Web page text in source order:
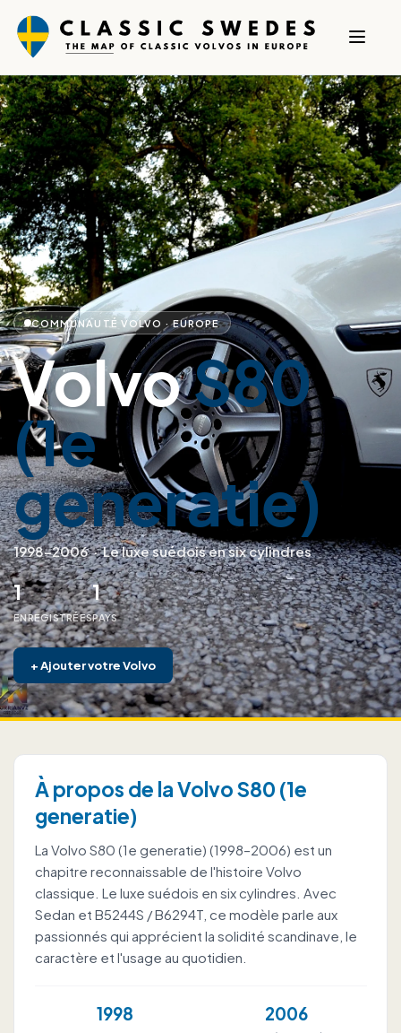
COMMUNAUTÉ VOLVO · EUROPE
VolvoS80
(1e
generatie)
1998–2006·Le luxe suédois en six cylindres
1
ENREGISTRÉES
1
PAYS
+Ajouter votre Volvo
À propos de la Volvo S80 (1e
generatie)
La Volvo S80 (1e generatie) (1998–2006) est un
chapitre reconnaissable de l'histoire Volvo
classique. Le luxe suédois en six cylindres. Avec
Sedan et B5244S / B6294T, ce modèle parle aux
passionnés qui apprécient la solidité scandinave, le
caractère et l'usage au quotidien.
1998 2006